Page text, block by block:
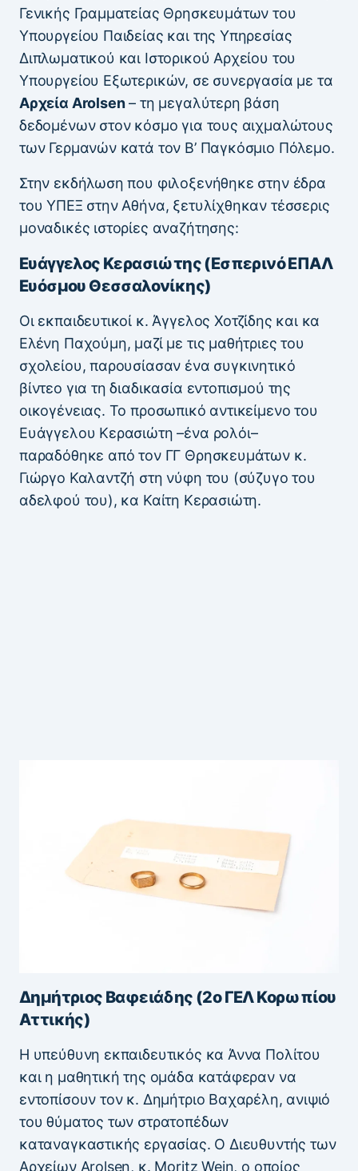
Γενικής Γραμματείας Θρησκευμάτων του
Υπουργείου Παιδείας και της Υπηρεσίας
Διπλωματικού και Ιστορικού Αρχείου του
Υπουργείου Εξωτερικών, σε συνεργασία με τα
Αρχεία Arolsen– τη μεγαλύτερη βάση
δεδομένων στον κόσμο για τους αιχμαλώτους
των Γερμανών κατά τον Β’ Παγκόσμιο Πόλεμο.
Στην εκδήλωση που φιλοξενήθηκε στην έδρα
του ΥΠΕΞ στην Αθήνα, ξετυλίχθηκαν τέσσερις
μοναδικές ιστορίες αναζήτησης:
Ευάγγελος Κερασιώτης (Εσπερινό ΕΠΑΛ
Ευόσμου Θεσσαλονίκης)
Οι εκπαιδευτικοί κ. Άγγελος Χοτζίδης και κα
Ελένη Παχούμη, μαζί με τις μαθήτριες του
σχολείου, παρουσίασαν ένα συγκινητικό
βίντεο για τη διαδικασία εντοπισμού της
οικογένειας. Το προσωπικό αντικείμενο του
Ευάγγελου Κερασιώτη –ένα ρολόι–
παραδόθηκε από τον ΓΓ Θρησκευμάτων κ.
Γιώργο Καλαντζή στη νύφη του (σύζυγο του
αδελφού του), κα Καίτη Κερασιώτη.
Δημήτριος Βαφειάδης (2ο ΓΕΛ Κορωπίου
Αττικής)
Η υπεύθυνη εκπαιδευτικός κα Άννα Πολίτου
και η μαθητική της ομάδα κατάφεραν να
εντοπίσουν τον κ. Δημήτριο Βαχαρέλη, ανιψιό
του θύματος των στρατοπέδων
καταναγκαστικής εργασίας. Ο Διευθυντής των
Αρχείων Arolsen, κ. Moritz Wein, ο οποίος